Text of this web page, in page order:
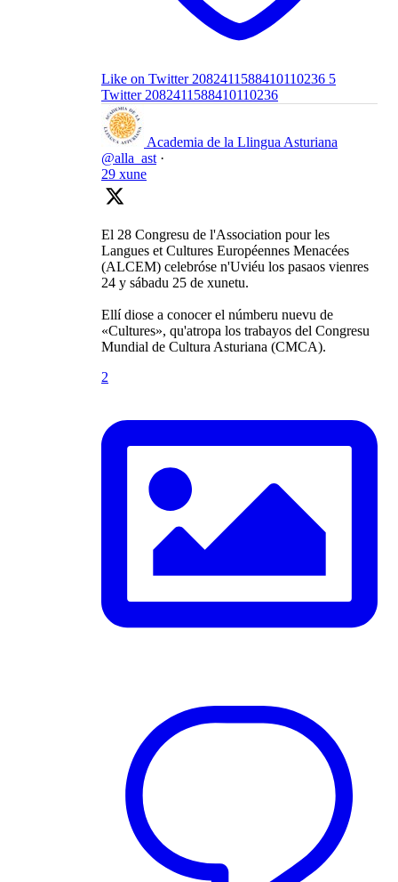
Like on Twitter 2082411588410110236 5
Twitter 2082411588410110236
Academia de la Llingua Asturiana
@alla_ast ·
29 xune
El 28 Congresu de l'Association pour les
Langues et Cultures Européennes Menacées
(ALCEM) celebróse n'Uviéu los pasaos vienres
24 y sábadu 25 de xunetu.
Ellí diose a conocer el númberu nuevu de
«Cultures», qu'atropa los trabayos del Congresu
Mundial de Cultura Asturiana (CMCA).
2